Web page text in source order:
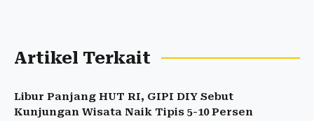
Artikel Terkait
Libur Panjang HUT RI, GIPI DIY Sebut
Kunjungan Wisata Naik Tipis 5-10 Persen